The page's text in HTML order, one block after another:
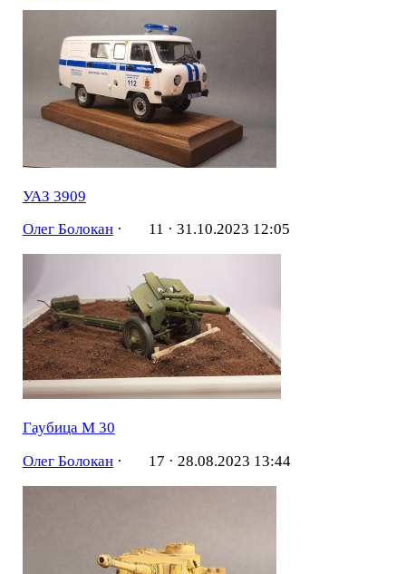
УАЗ 3909
Олег Болокан· 11 · 31.10.2023 12:05
Гаубица М 30
Олег Болокан· 17 · 28.08.2023 13:44